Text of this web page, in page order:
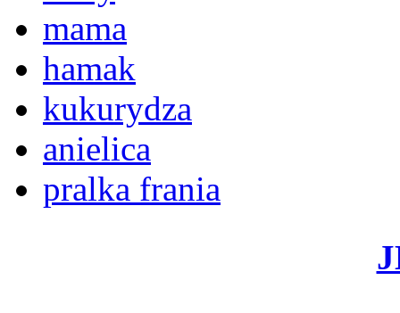
mama
hamak
kukurydza
anielica
pralka frania